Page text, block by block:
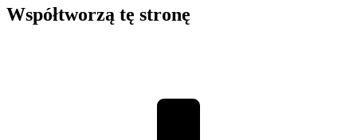
Współtworzą tę stronę